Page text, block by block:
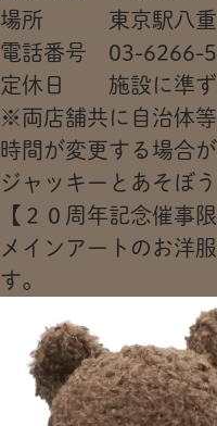
場所 東京駅八重洲
電話番号 03-6266-
定休日 施設に準ず
※両店舗共に自治体
時間が変更する場合
ジャッキーとあそ
【２０周年記念催事
メインアートのお洋
す。